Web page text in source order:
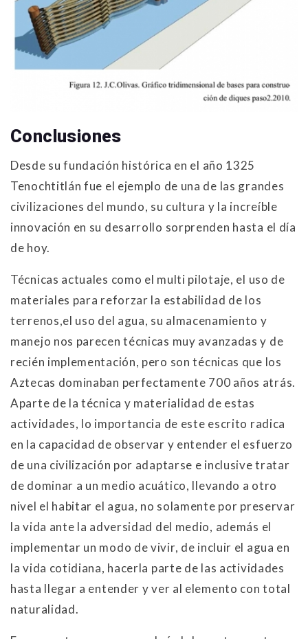
Conclusiones
Desde su fundación histórica en el año 1325
Tenochtitlán fue el ejemplo de una de las grandes
civilizaciones del mundo, su cultura y la increíble
innovación en su desarrollo sorprenden hasta el día
de hoy.
Técnicas actuales como el multi pilotaje, el uso de
materiales para reforzar la estabilidad de los
terrenos,el uso del agua, su almacenamiento y
manejo nos parecen técnicas muy avanzadas y de
recién implementación, pero son técnicas que los
Aztecas dominaban perfectamente 700 años atrás.
Aparte de la técnica y materialidad de estas
actividades, lo importancia de este escrito radica
en la capacidad de observar y entender el esfuerzo
de una civilización por adaptarse e inclusive tratar
de dominar a un medio acuático, llevando a otro
nivel el habitar el agua, no solamente por preservar
la vida ante la adversidad del medio, además el
implementar un modo de vivir, de incluir el agua en
la vida cotidiana, hacerla parte de las actividades
hasta llegar a entender y ver al elemento con total
naturalidad.